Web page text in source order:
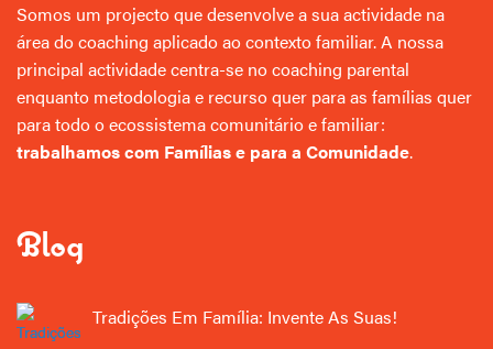
Somos um projecto que desenvolve a sua actividade na
área do coaching aplicado ao contexto familiar. A nossa
principal actividade centra-se no coaching parental
enquanto metodologia e recurso quer para as famílias quer
para todo o ecossistema comunitário e familiar:
trabalhamos com Famílias e para a Comunidade.
Blog
Tradições Em Família: Invente As Suas!